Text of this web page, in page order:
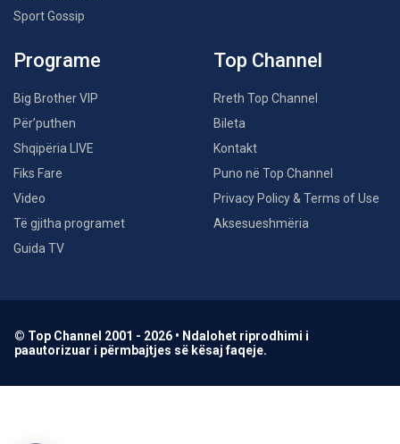
Sport Gossip
Programe
Big Brother VIP
Për’puthen
Shqipëria LIVE
Fiks Fare
Video
Të gjitha programet
Guida TV
Top Channel
Rreth Top Channel
Bileta
Kontakt
Puno në Top Channel
Privacy Policy & Terms of Use
Aksesueshmëria
© Top Channel 2001 - 2026 • Ndalohet riprodhimi i
paautorizuar i përmbajtjes së kësaj faqeje.